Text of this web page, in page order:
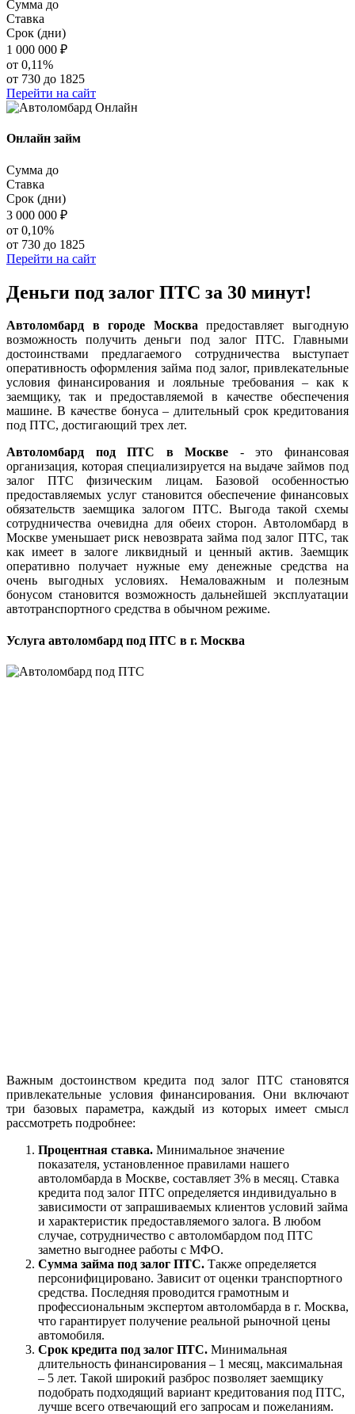
Сумма до
Ставка
Срок (дни)
1 000 000 ₽
от 0,11%
от 730 до 1825
Перейти на сайт
Онлайн займ
Сумма до
Ставка
Срок (дни)
3 000 000 ₽
от 0,10%
от 730 до 1825
Перейти на сайт
Деньги под залог ПТС за 30 минут!
Автоломбард в городе Москвапредоставляет выгодную
возможность получить деньги под залог ПТС. Главными
достоинствами предлагаемого сотрудничества выступает
оперативность оформления займа под залог, привлекательные
условия финансирования и лояльные требования – как к
заемщику, так и предоставляемой в качестве обеспечения
машине. В качестве бонуса – длительный срок кредитования
под ПТС, достигающий трех лет.
Автоломбард под ПТС в Москве - это финансовая
организация, которая специализируется на выдаче займов под
залог ПТС физическим лицам. Базовой особенностью
предоставляемых услуг становится обеспечение финансовых
обязательств заемщика залогом ПТС. Выгода такой схемы
сотрудничества очевидна для обеих сторон. Автоломбард в
Москве уменьшает риск невозврата займа под залог ПТС, так
как имеет в залоге ликвидный и ценный актив. Заемщик
оперативно получает нужные ему денежные средства на
очень выгодных условиях. Немаловажным и полезным
бонусом становится возможность дальнейшей эксплуатации
автотранспортного средства в обычном режиме.
Услуга автоломбард под ПТС в г. Москва
Важным достоинством кредита под залог ПТС становятся
привлекательные условия финансирования. Они включают
три базовых параметра, каждый из которых имеет смысл
рассмотреть подробнее:
Процентная ставка. Минимальное значение
показателя, установленное правилами нашего
автоломбарда в Москве, составляет 3% в месяц. Ставка
кредита под залог ПТС определяется индивидуально в
зависимости от запрашиваемых клиентов условий займа
и характеристик предоставляемого залога. В любом
случае, сотрудничество с автоломбардом под ПТС
заметно выгоднее работы с МФО.
Сумма займа под залог ПТС. Также определяется
персонифицировано. Зависит от оценки транспортного
средства. Последняя проводится грамотным и
профессиональным экспертом автоломбарда в г. Москва,
что гарантирует получение реальной рыночной цены
автомобиля.
Срок кредита под залог ПТС. Минимальная
длительность финансирования – 1 месяц, максимальная
– 5 лет. Такой широкий разброс позволяет заемщику
подобрать подходящий вариант кредитования под ПТС,
лучше всего отвечающий его запросам и пожеланиям.